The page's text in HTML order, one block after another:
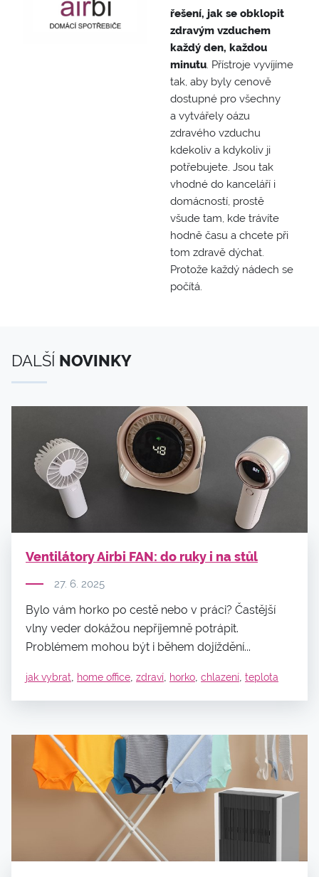
řešení, jak se obklopit
zdravým vzduchem
každý den, každou
minutu. Přístroje vyvíjíme
tak, aby byly cenově
dostupné pro všechny
a vytvářely oázu
zdravého vzduchu
kdekoliv a kdykoliv ji
potřebujete. Jsou tak
vhodné do kanceláří i
domácností, prostě
všude tam, kde trávíte
hodně času a chcete při
tom zdravě dýchat.
Protože každý nádech se
počítá.
DALŠÍ NOVINKY
Ventilátory Airbi FAN: do ruky i na stůl
27. 6. 2025
Bylo vám horko po cestě nebo v práci? Častější
vlny veder dokážou nepříjemně potrápit.
Problémem mohou být i během dojíždění...
jak vybrat, home office, zdraví, horko, chlazení, teplota